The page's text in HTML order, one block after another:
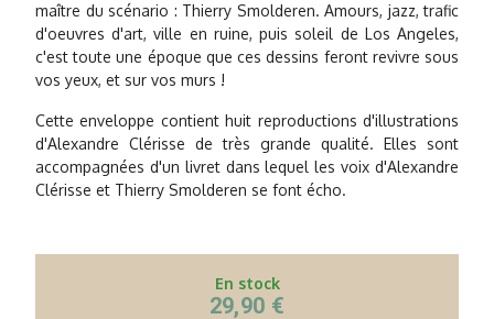
maître du scénario : Thierry Smolderen. Amours, jazz, trafic
d'oeuvres d'art, ville en ruine, puis soleil de Los Angeles,
c'est toute une époque que ces dessins feront revivre sous
vos yeux, et sur vos murs !
Cette enveloppe contient huit reproductions d'illustrations
d'Alexandre Clérisse de très grande qualité. Elles sont
accompagnées d'un livret dans lequel les voix d'Alexandre
Clérisse et Thierry Smolderen se font écho.
En stock
29,90 €